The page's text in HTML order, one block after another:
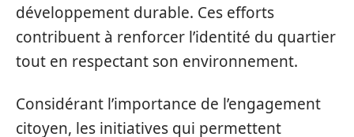
développement durable. Ces efforts
contribuent à renforcer l’identité du quartier
tout en respectant son environnement.
Considérant l’importance de l’engagement
citoyen, les initiatives qui permettent